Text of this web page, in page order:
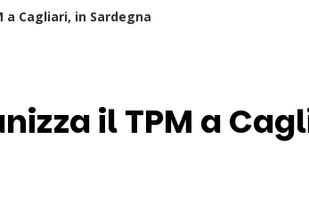
a Cagliari, in Sardegna
il TPM a